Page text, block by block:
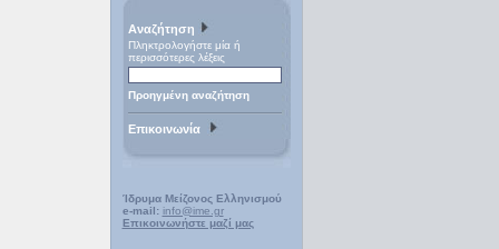
Αναζήτηση
Πληκτρολογήστε μία ή
περισσότερες λέξεις
Προηγμένη αναζήτηση
Επικοινωνία
Ίδρυμα Μείζονος Ελληνισμού
e-mail: info@ime.gr
Επικοινωνήστε μαζί μας